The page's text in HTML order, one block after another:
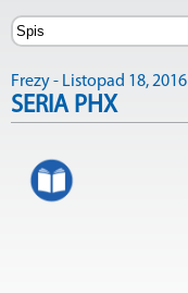
Frezy - Listopad 18, 2016
SERIA PHX